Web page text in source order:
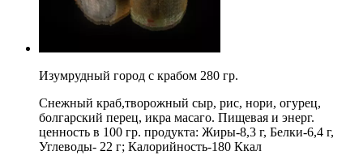
Изумрудный город с крабом 280 гр.
Снежный краб,творожный сыр, рис, нори, огурец,
болгарский перец, икра масаго. Пищевая и энерг.
ценность в 100 гр. продукта: Жиры-8,3 г, Белки-6,4 г,
Углеводы- 22 г; Калорийность-180 Ккал